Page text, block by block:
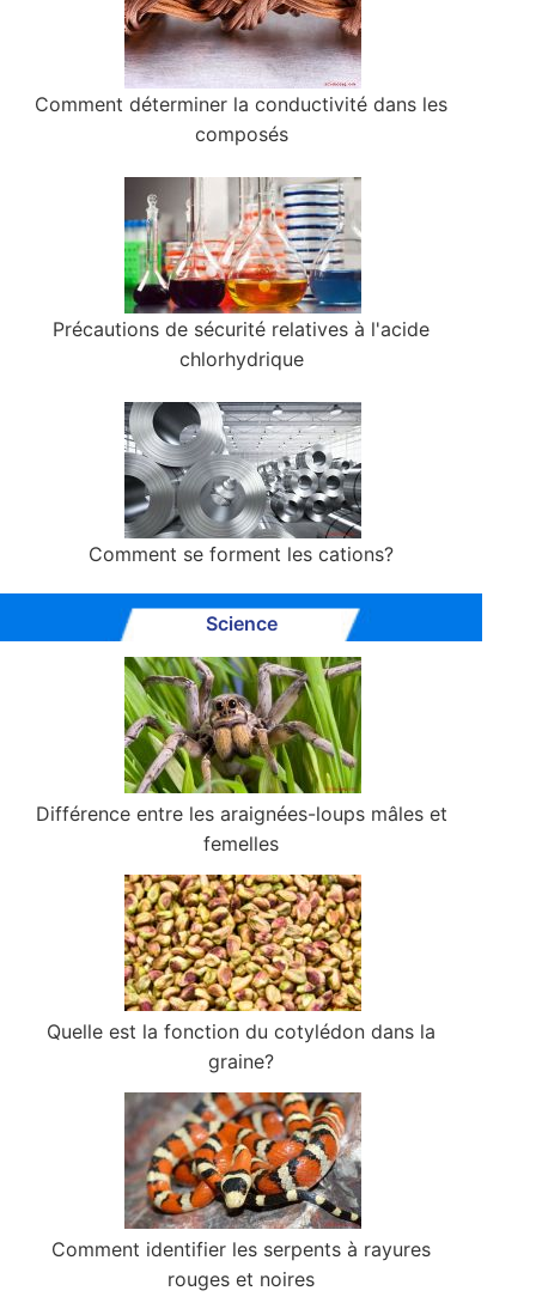
Comment déterminer la conductivité dans les
composés
Précautions de sécurité relatives à l'acide
chlorhydrique
Comment se forment les cations?
Science
Différence entre les araignées-loups mâles et
femelles
Quelle est la fonction du cotylédon dans la
graine?
Comment identifier les serpents à rayures
rouges et noires